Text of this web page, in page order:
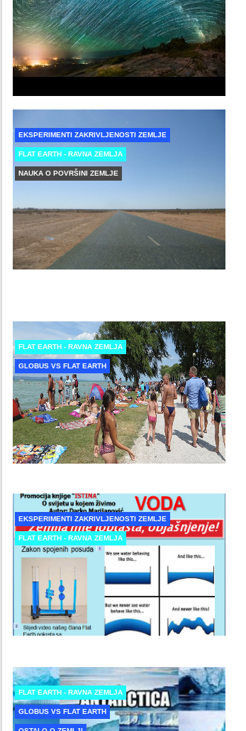
EKSPERIMENTI ZAKRIVLJENOSTI ZEMLJE
FLAT EARTH - RAVNA ZEMLJA
NAUKA O POVRŠINI ZEMLJE
FLAT EARTH - RAVNA ZEMLJA
GLOBUS VS FLAT EARTH
EKSPERIMENTI ZAKRIVLJENOSTI ZEMLJE
FLAT EARTH - RAVNA ZEMLJA
FLAT EARTH - RAVNA ZEMLJA
GLOBUS VS FLAT EARTH